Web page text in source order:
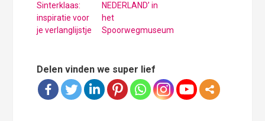
Sinterklaas:
inspiratie voor
je verlanglijstje
NEDERLAND’ in
het
Spoorwegmuseum
Delen vinden we super lief